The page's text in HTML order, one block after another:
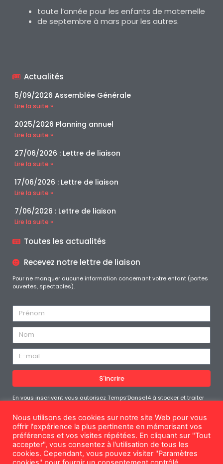
toute l’année pour les enfants de maternelle
de septembre à mars pour les autres.
Actualités
5/09/2026 Assemblée Générale
Lire la suite »
2025/2026 Planning annuel
Lire la suite »
27/06/2026 : Lettre de liaison
Lire la suite »
17/06/2026 : Lettre de liaison
Lire la suite »
7/06/2026 : Lettre de liaison
Lire la suite »
Toutes les actualités
Recevez notre lettre de liaison
Pour ne manquer aucune information concernant votre enfant (portes
ouvertes, spectacles).
S'incrire
En vous inscrivant vous autorisez Temps’Danse14 à stocker et traiter
demandé. Vous pouvez vous désabonner à tout moment
Mentions légales
Nous utilisons des cookies sur notre site Web pour vous
offrir l'expérience la plus pertinente en mémorisant vos
préférences et vos visites répétées. En cliquant sur "Tout
accepter", vous consentez à l'utilisation de tous les
cookies. Cependant, vous pouvez visiter "Paramètres